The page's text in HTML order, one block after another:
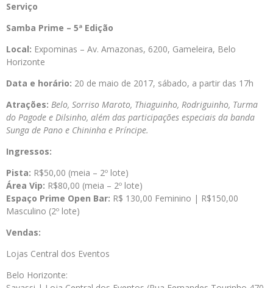
Serviço
Samba Prime – 5ª Edição
Local: Expominas – Av. Amazonas, 6200, Gameleira, Belo
Horizonte
Data e horário: 20 de maio de 2017, sábado, a partir das 17h
Atrações: Belo, Sorriso Maroto, Thiaguinho, Rodriguinho, Turma
do Pagode e Dilsinho, além das participações especiais da banda
Sunga de Pano e Chininha e Príncipe.
Ingressos:
Pista: R$50,00 (meia – 2º lote)
Área Vip: R$80,00 (meia – 2º lote)
Espaço Prime Open Bar: R$ 130,00 Feminino | R$150,00
Masculino (2º lote)
Vendas:
Lojas Central dos Eventos
Belo Horizonte: